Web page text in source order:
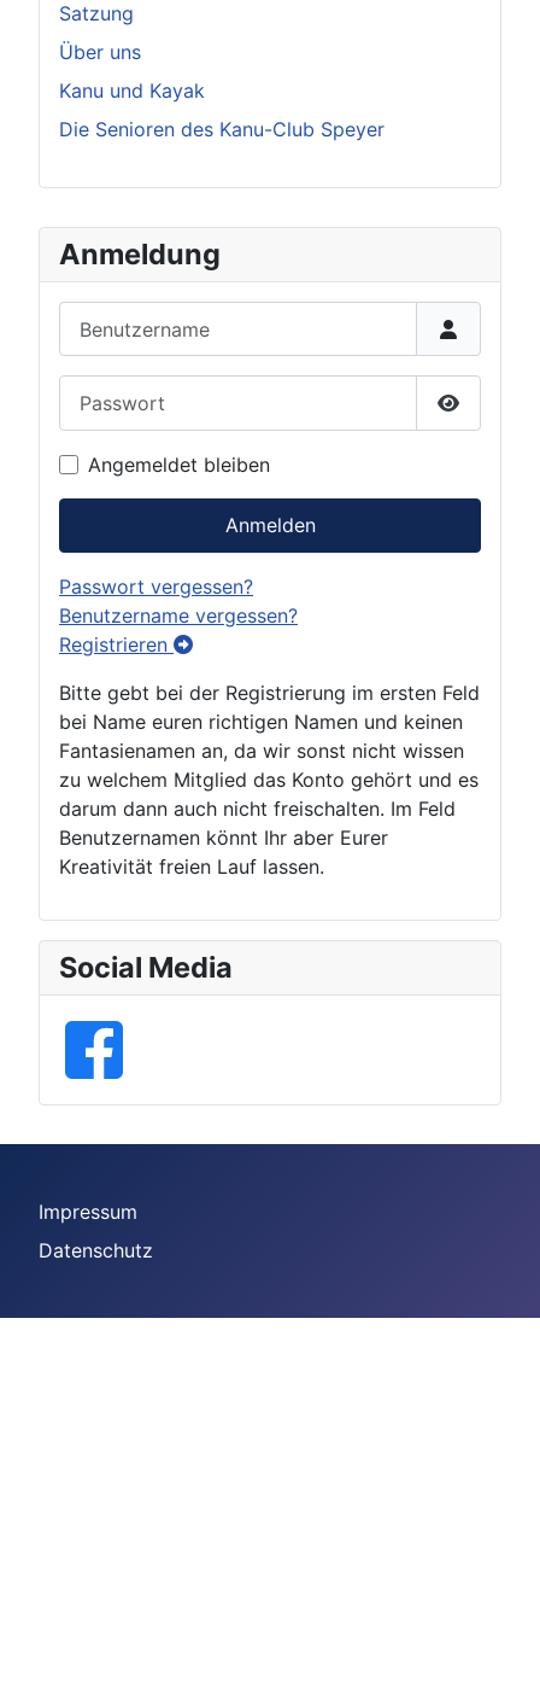
Anmeldung
Passwort
Angemeldet bleiben
Anmelden
Passwort vergessen?
Benutzername vergessen?
Registrieren
Bitte gebt bei der Registrierung im ersten Feld
bei Name euren richtigen Namen und keinen
Fantasienamen an, da wir sonst nicht wissen
zu welchem Mitglied das Konto gehört und es
darum dann auch nicht freischalten. Im Feld
Benutzernamen könnt Ihr aber Eurer
Kreativität freien Lauf lassen.
Social Media
Satzung
Über uns
Kanu und Kayak
Die Senioren des Kanu-Club Speyer
Impressum
Datenschutz